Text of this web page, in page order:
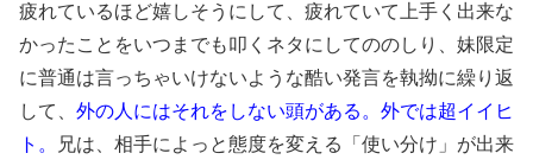
疲れているほど嬉しそうにして、疲れていて上手く出来な
かったことをいつまでも叩くネタにしてののしり、妹限定
に普通は言っちゃいけないような酷い発言を執拗に繰り返
して、 外の人にはそれをしない頭がある。外では超イイヒ
ト。
兄は、相手によっと態度を変える「使い分け」が出来